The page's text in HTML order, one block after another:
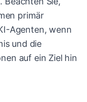
primär
Agenten, wenn
und die
auf ein Ziel hin